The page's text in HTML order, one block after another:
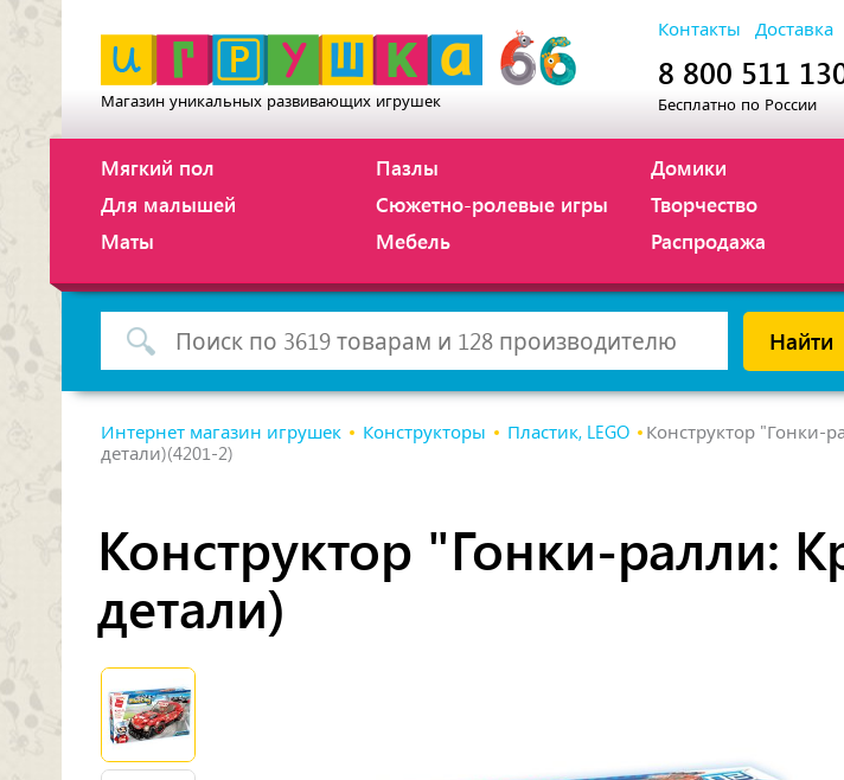
Магазин уникальных развивающих игрушек
Контакты Доставка
8 800 511
Бесплатно по России
Мягкий пол
Для малышей
Маты
Пазлы
Сюжетно-ролевые игры
Мебель
Домики
Творчество
Распродажа
Найти
Интернет магазин игрушек Конструкторы Пластик, LEGO
Конструктор "Гонки-
детали)(4201-2)
Конструктор "Гонки-ралли:
детали)